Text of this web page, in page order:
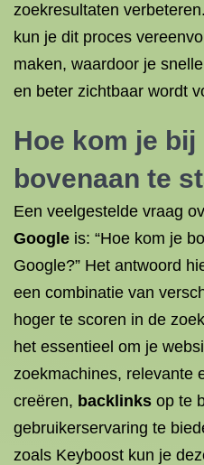
zoekresultaten
kun je dit proces
maken, waardoor je
en beter zichtbaar wordt
Hoe kom je bij
bovenaan te
Een veelgestelde vraag
Google is: “Hoe kom je
Google?” Het antwoord
een combinatie van
hoger te scoren in de
het essentieel om je
zoekmachines, relevante
creëren, backlinks op te
gebruikerservaring te
zoals Keyboost kun je